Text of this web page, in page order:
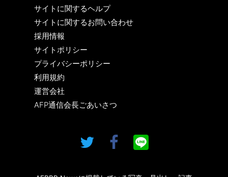
サイトに関するヘルプ
サイトに関するお問い合わせ
採用情報
サイトポリシー
プライバシーポリシー
利用規約
運営会社
AFP通信会長ごあいさつ